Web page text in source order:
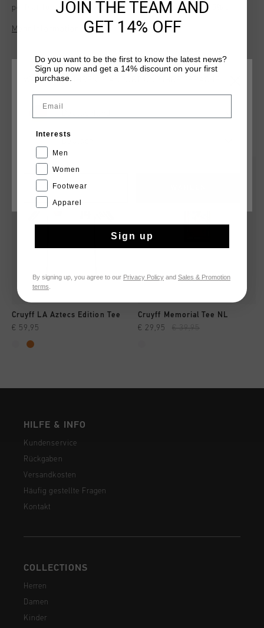
perfect for everyday wear. Made of 95% cotton and 5%
elastane, this T-shirt features a hexagonal crescent-shaped
reinforcement at the neck for added durability. The Cruyff
back.
Mehr Informationen
DAS KÖNNTE IHNEN AUCH GEFALLEN
Cruyff LA Aztecs Edition Tee
€ 59,95
Cruyff Memorial Tee NL
€ 29,95 € 39,95
HILFE & INFO
Kundenservice
Rückgaben
Versandkosten
Häufig gestellte Fragen
Kontakt
COLLECTIONS
Herren
Damen
Kinder
WÄHLEN SIE IHREN STANDORT UND IHRE SPRACHE
CANCEL
JOIN THE TEAM AND
GET 14% OFF
Do you want to be the first to know the latest news?
Sign up now and get a 14% discount on your first
purchase.
Interests
Men
Women
Footwear
Apparel
Sign up
By signing up, you agree to our Privacy Policy and Sales & Promotion
terms